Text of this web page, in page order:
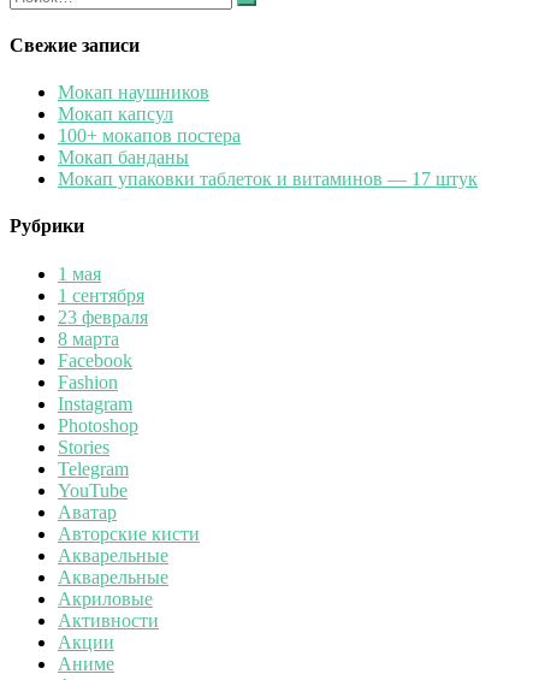
Найти
Свежие записи
Мокап наушников
Мокап капсул
100+ мокапов постера
Мокап банданы
Мокап упаковки таблеток и витаминов — 17 штук
Рубрики
1 мая
1 сентября
23 февраля
8 марта
Facebook
Fashion
Instagram
Photoshop
Stories
Telegram
YouTube
Аватар
Авторские кисти
Акварельные
Акварельные
Акриловые
Активности
Акции
Аниме